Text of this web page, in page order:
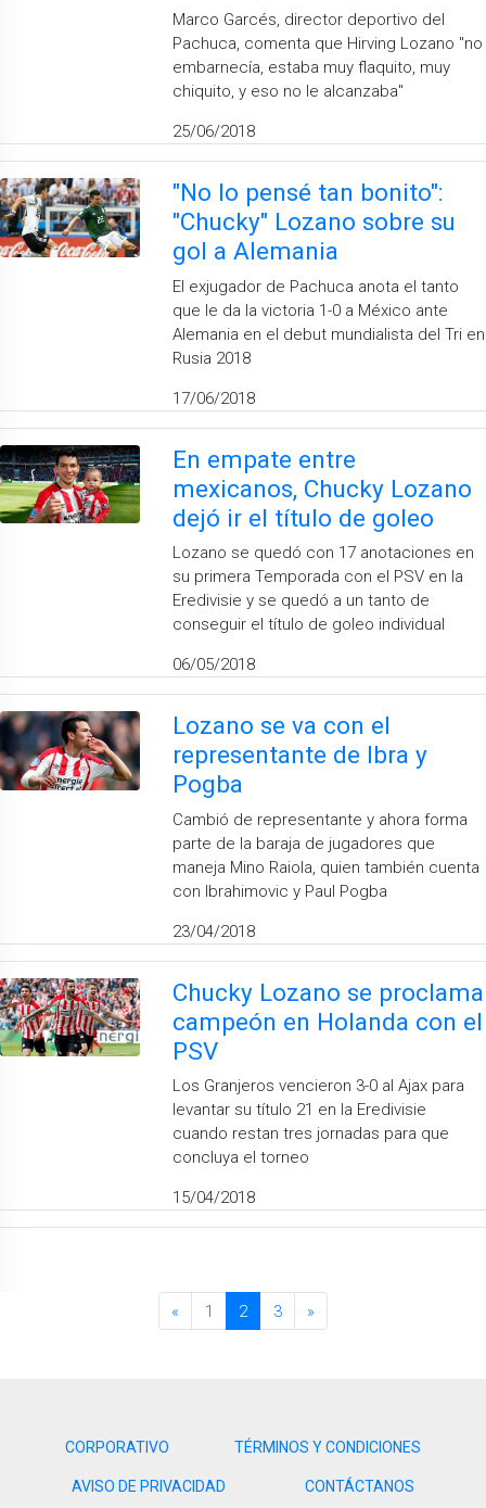
Marco Garcés, director deportivo del
Pachuca, comenta que Hirving Lozano "no
embarnecía, estaba muy flaquito, muy
chiquito, y eso no le alcanzaba"
25/06/2018
"No lo pensé tan bonito":
"Chucky" Lozano sobre su
gol a Alemania
El exjugador de Pachuca anota el tanto
que le da la victoria 1-0 a México ante
Alemania en el debut mundialista del Tri en
Rusia 2018
17/06/2018
En empate entre
mexicanos, Chucky Lozano
dejó ir el título de goleo
Lozano se quedó con 17 anotaciones en
su primera Temporada con el PSV en la
Eredivisie y se quedó a un tanto de
conseguir el título de goleo individual
06/05/2018
Lozano se va con el
representante de Ibra y
Pogba
Cambió de representante y ahora forma
parte de la baraja de jugadores que
maneja Mino Raiola, quien también cuenta
con Ibrahimovic y Paul Pogba
23/04/2018
Chucky Lozano se proclama
campeón en Holanda con el
PSV
Los Granjeros vencieron 3-0 al Ajax para
levantar su título 21 en la Eredivisie
cuando restan tres jornadas para que
concluya el torneo
15/04/2018
« 1 2 3 »
CORPORATIVO TÉRMINOS Y CONDICIONES
AVISO DE PRIVACIDAD CONTÁCTANOS